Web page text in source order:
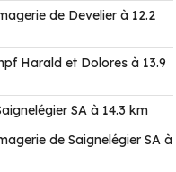
de Develier à 12.2
Harald et Dolores à 13.9
SA à 14.3 km
de Saignelégier SA à